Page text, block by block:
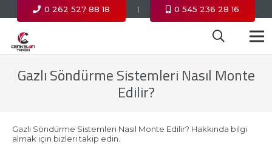
0 262 527 88 18 | 0 545 236 28 16
Gazlı Söndürme Sistemleri Nasıl Monte
Edilir?
Gazlı Söndürme Sistemleri Nasıl Monte Edilir? Hakkında bilgi
almak için bizleri takip edin.